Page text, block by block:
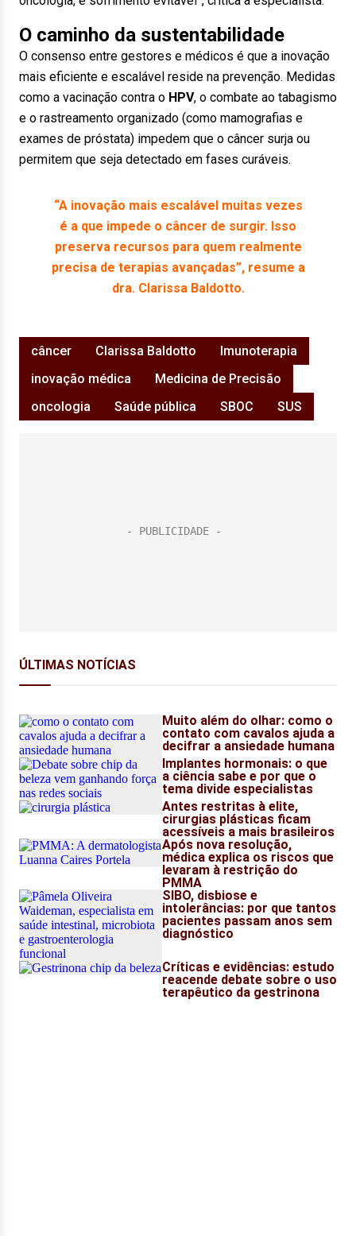
O caminho da sustentabilidade
O consenso entre gestores e médicos é que a inovação
mais eficiente e escalável reside na prevenção. Medidas
como a vacinação contra o HPV, o combate ao tabagismo
e o rastreamento organizado (como mamografias e
exames de próstata) impedem que o câncer surja ou
permitem que seja detectado em fases curáveis.
“A inovação mais escalável muitas vezes
é a que impede o câncer de surgir. Isso
preserva recursos para quem realmente
precisa de terapias avançadas”, resume a
dra. Clarissa Baldotto.
câncer Clarissa Baldotto
Imunoterapia
inovação médica
Medicina de Precisão
oncologia
Saúde pública SBOC SUS